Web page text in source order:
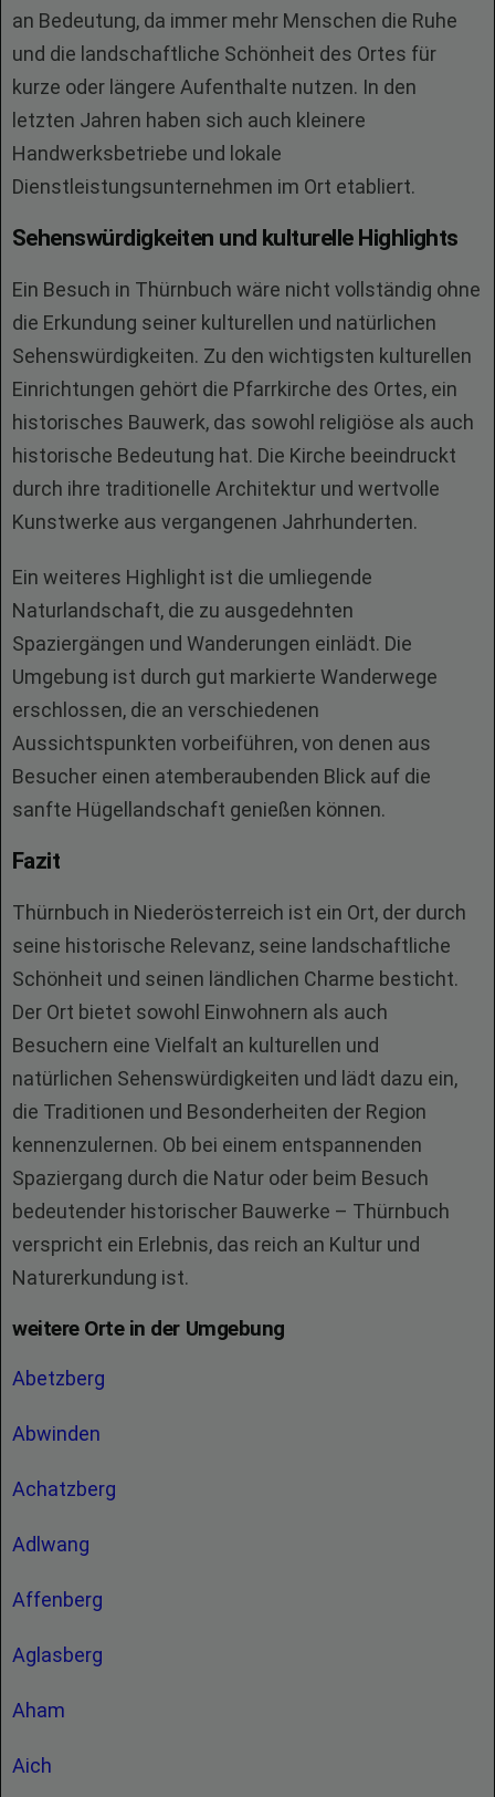
an Bedeutung, da immer mehr Menschen die Ruhe
und die landschaftliche Schönheit des Ortes für
kurze oder längere Aufenthalte nutzen. In den
letzten Jahren haben sich auch kleinere
Handwerksbetriebe und lokale
Dienstleistungsunternehmen im Ort etabliert.
Sehenswürdigkeiten und kulturelle Highlights
Ein Besuch in Thürnbuch wäre nicht vollständig ohne
die Erkundung seiner kulturellen und natürlichen
Sehenswürdigkeiten. Zu den wichtigsten kulturellen
Einrichtungen gehört die Pfarrkirche des Ortes, ein
historisches Bauwerk, das sowohl religiöse als auch
historische Bedeutung hat. Die Kirche beeindruckt
durch ihre traditionelle Architektur und wertvolle
Kunstwerke aus vergangenen Jahrhunderten.
Ein weiteres Highlight ist die umliegende
Naturlandschaft, die zu ausgedehnten
Spaziergängen und Wanderungen einlädt. Die
Umgebung ist durch gut markierte Wanderwege
erschlossen, die an verschiedenen
Aussichtspunkten vorbeiführen, von denen aus
Besucher einen atemberaubenden Blick auf die
sanfte Hügellandschaft genießen können.
Fazit
Thürnbuch in Niederösterreich ist ein Ort, der durch
seine historische Relevanz, seine landschaftliche
Schönheit und seinen ländlichen Charme besticht.
Der Ort bietet sowohl Einwohnern als auch
Besuchern eine Vielfalt an kulturellen und
natürlichen Sehenswürdigkeiten und lädt dazu ein,
die Traditionen und Besonderheiten der Region
kennenzulernen. Ob bei einem entspannenden
Spaziergang durch die Natur oder beim Besuch
bedeutender historischer Bauwerke – Thürnbuch
verspricht ein Erlebnis, das reich an Kultur und
Naturerkundung ist.
weitere Orte in der Umgebung
Abetzberg
Abwinden
Achatzberg
Adlwang
Affenberg
Aglasberg
Aham
Aich